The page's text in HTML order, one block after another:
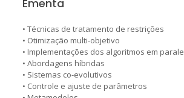
Ementa
• Técnicas de tratamento de restrições
• Otimização multi-objetivo
• Implementações dos algoritmos em
• Abordagens híbridas
• Sistemas co-evolutivos
• Controle e ajuste de parâmetros